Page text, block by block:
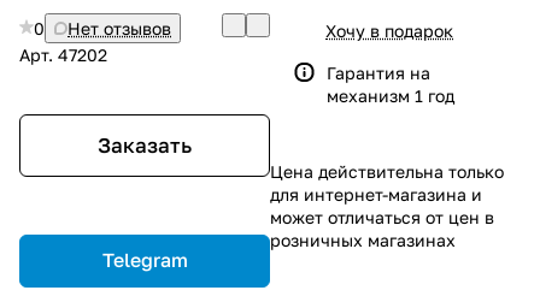
0
Нет отзывов
Арт. 47202
Заказать
Telegram
Хочу в подарок
Гарантия на
механизм 1 год
Цена действительна только
для интернет-магазина и
может отличаться от цен в
розничных магазинах